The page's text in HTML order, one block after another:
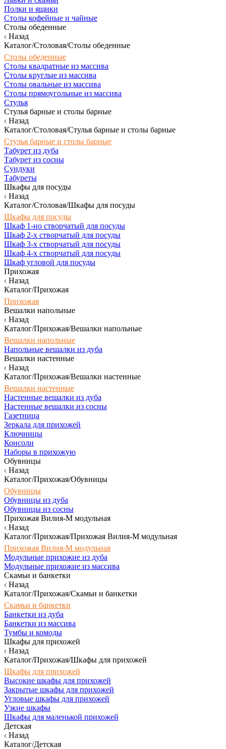
Полки и ящики
Столы кофейные и чайные
Столы обеденные
Назад
Каталог/Столовая/Столы обеденные
Столы обеденные
Столы квадратные из массива
Столы круглые из массива
Столы овальные из массива
Столы прямоугольные из массива
Стулья
Стулья барные и столы барные
Назад
Каталог/Столовая/Стулья барные и столы барные
Стулья барные и столы барные
Табурет из дуба
Табурет из сосны
Сундуки
Табуреты
Шкафы для посуды
Назад
Каталог/Столовая/Шкафы для посуды
Шкафы для посуды
Шкаф 1-но створчатый для посуды
Шкаф 2-х створчатый для посуды
Шкаф 3-х створчатый для посуды
Шкаф 4-х створчатый для посуды
Шкаф угловой для посуды
Прихожая
Назад
Каталог/Прихожая
Прихожая
Вешалки напольные
Назад
Каталог/Прихожая/Вешалки напольные
Вешалки напольные
Напольные вешалки из дуба
Вешалки настенные
Назад
Каталог/Прихожая/Вешалки настенные
Вешалки настенные
Настенные вешалки из дуба
Настенные вешалки из сосны
Газетница
Зеркала для прихожей
Ключницы
Консоли
Наборы в прихожую
Обувницы
Назад
Каталог/Прихожая/Обувницы
Обувницы
Обувницы из дуба
Обувницы из сосны
Прихожая Вилия-М модульная
Назад
Каталог/Прихожая/Прихожая Вилия-М модульная
Прихожая Вилия-М модульная
Модульные прихожие из дуба
Модульные прихожие из массива
Скамьи и банкетки
Назад
Каталог/Прихожая/Скамьи и банкетки
Скамьи и банкетки
Банкетки из дуба
Банкетки из массива
Тумбы и комоды
Шкафы для прихожей
Назад
Каталог/Прихожая/Шкафы для прихожей
Шкафы для прихожей
Высокие шкафы для прихожей
Закрытые шкафы для прихожей
Угловые шкафы для прихожей
Узкие шкафы
Шкафы для маленькой прихожей
Детская
Назад
Каталог/Детская